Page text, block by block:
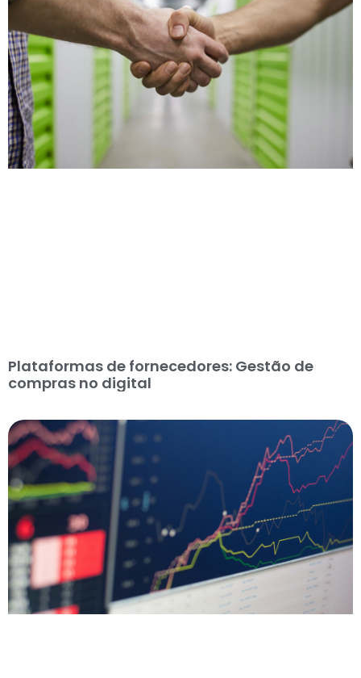
Plataformas de fornecedores: Gestão de
compras no digital